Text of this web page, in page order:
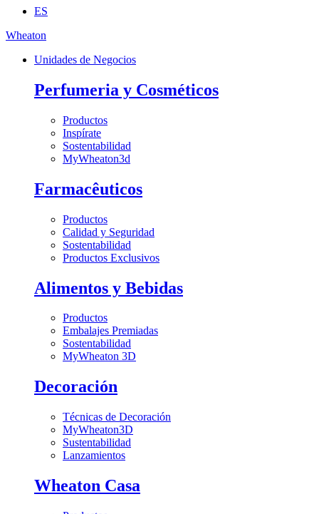
ES
Wheaton
Unidades de Negocios
Perfumeria y Cosméticos
Productos
Inspírate
Sostentabilidad
MyWheaton3d
Farmacêuticos
Productos
Calidad y Seguridad
Sostentabilidad
Productos Exclusivos
Alimentos y Bebidas
Productos
Embalajes Premiadas
Sostentabilidad
MyWheaton 3D
Decoración
Técnicas de Decoración
MyWheaton3D
Sustentabilidad
Lanzamientos
Wheaton Casa